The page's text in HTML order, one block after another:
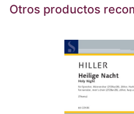
Otros productos